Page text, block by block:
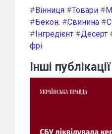
#Вінниця #Товари #
#Бекон. #Свинина #
#Інгредієнт #Десерт
фрі
Інші публікації